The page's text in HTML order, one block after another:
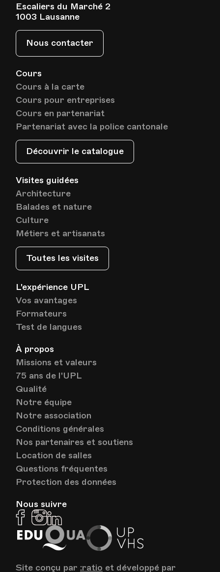
Av. de Cour 33
Date14.05.2024
Lieu
HEP - Haute Ecole Pédagogique - Salle 720
1005, Lausanne
Lieu
HEP - Haute Ecole Pédagogique - Salle 720
1005, Lausanne
Av. de Cour 33
Date
28.05.2024
Lieu
HEP - Haute Ecole Pédagogique - Salle 720
1005, Lausanne
Av. de Cour 33
Date04.06.2024
Lieu
HEP - Haute Ecole Pédagogique - Salle 720
1005, Lausanne
Av. de Cour 33
Cours
Cours à la carte
Cours pour entreprises
Cours en partenariat
Partenariat avec la police cantonale
Découvrir le catalogue
Visites guidées
Architecture
Balades et nature
Culture
Métiers et artisanats
Toutes les visites
L'expérience UPL
Vos avantages
Formateurs
Test de langues
À propos
Missions et valeurs
75 ans de l'UPL
Qualité
Notre équipe
Notre association
Conditions générales
Nos partenaires et soutiens
Location de salles
Questions fréquentes
Protection des données
Escaliers du Marché 2
1003 Lausanne
Nous contacter
Nous suivre
FacebookInstagram
EduQua
Site conçu par :ratio et développé par